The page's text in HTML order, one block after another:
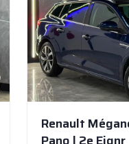
Renault